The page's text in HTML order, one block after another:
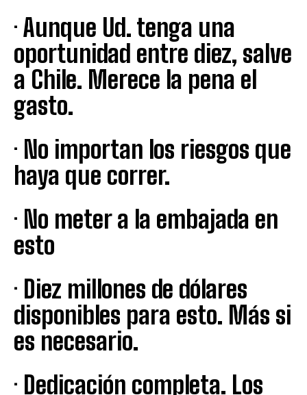
· Aunque Ud. tenga una
oportunidad entre diez, salve
a Chile. Merece la pena el
gasto.
· No importan los riesgos que
haya que correr.
· No meter a la embajada en
esto
· Diez millones de dólares
disponibles para esto. Más si
es necesario.
· Dedicación completa. Los